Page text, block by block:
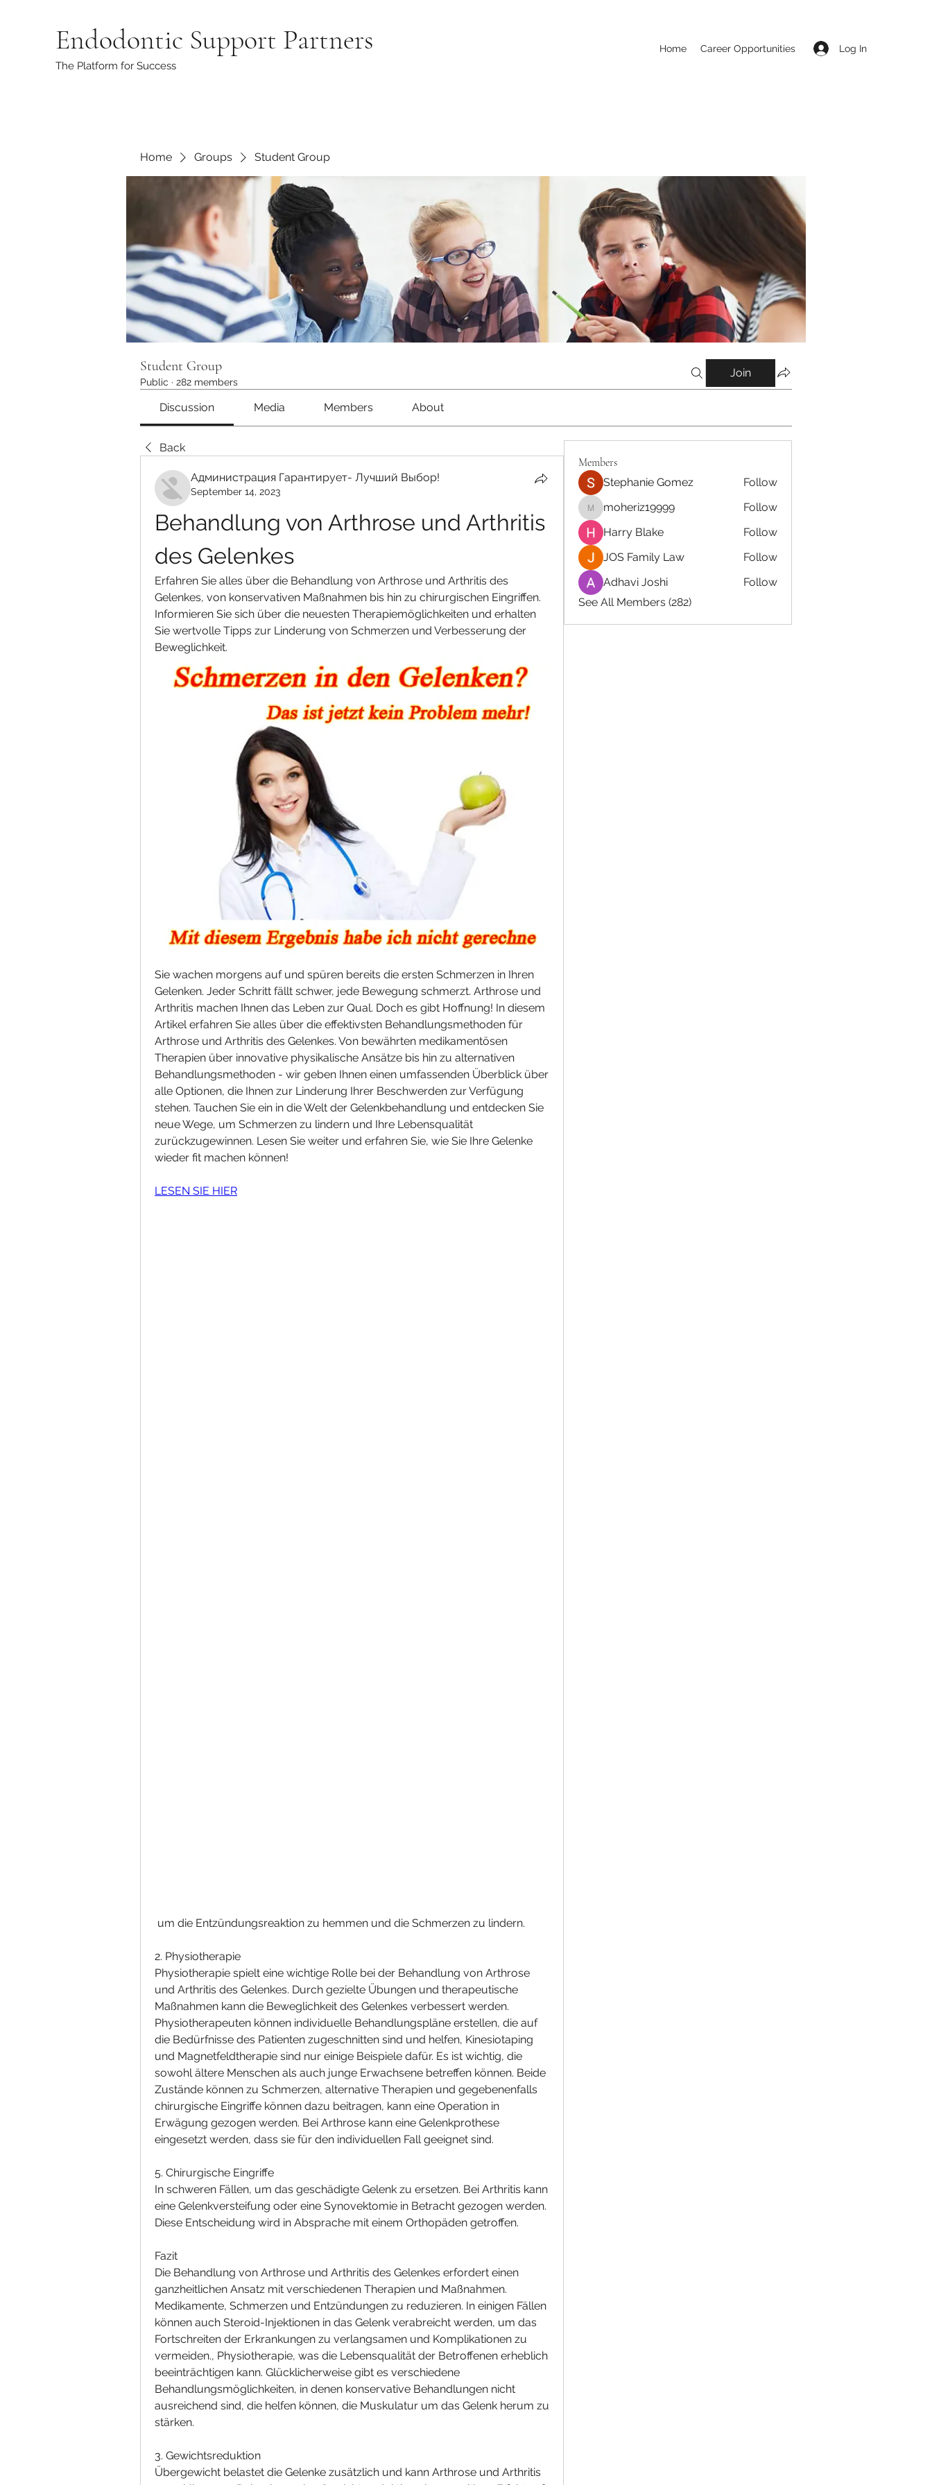
Endodontic Support Partners
The Platform for Success
Log In
Home Career Opportunities
Home Groups Student Group
Student Group
Public · 282 members
Join
Discussion Media Members About
Back
Администрация Гарантирует- Лучший Выбор!
September 14, 2023
Behandlung von Arthrose und Arthritis
des Gelenkes
Erfahren Sie alles über die Behandlung von Arthrose und Arthritis des
Gelenkes, von konservativen Maßnahmen bis hin zu chirurgischen Eingriffen.
Informieren Sie sich über die neuesten Therapiemöglichkeiten und erhalten
Sie wertvolle Tipps zur Linderung von Schmerzen und Verbesserung der
Beweglichkeit.
Sie wachen morgens auf und spüren bereits die ersten Schmerzen in Ihren
Gelenken. Jeder Schritt fällt schwer, jede Bewegung schmerzt. Arthrose und
Arthritis machen Ihnen das Leben zur Qual. Doch es gibt Hoffnung! In diesem
Artikel erfahren Sie alles über die effektivsten Behandlungsmethoden für
Arthrose und Arthritis des Gelenkes. Von bewährten medikamentösen
Therapien über innovative physikalische Ansätze bis hin zu alternativen
Behandlungsmethoden - wir geben Ihnen einen umfassenden Überblick über
alle Optionen, die Ihnen zur Linderung Ihrer Beschwerden zur Verfügung
stehen. Tauchen Sie ein in die Welt der Gelenkbehandlung und entdecken Sie
neue Wege, um Schmerzen zu lindern und Ihre Lebensqualität
zurückzugewinnen. Lesen Sie weiter und erfahren Sie, wie Sie Ihre Gelenke
wieder fit machen können!
LESEN SIE HIER
um die Entzündungsreaktion zu hemmen und die Schmerzen zu lindern.
2. Physiotherapie
Physiotherapie spielt eine wichtige Rolle bei der Behandlung von Arthrose
und Arthritis des Gelenkes. Durch gezielte Übungen und therapeutische
Maßnahmen kann die Beweglichkeit des Gelenkes verbessert werden.
Physiotherapeuten können individuelle Behandlungspläne erstellen, die auf
die Bedürfnisse des Patienten zugeschnitten sind und helfen, Kinesiotaping
und Magnetfeldtherapie sind nur einige Beispiele dafür. Es ist wichtig, die
sowohl ältere Menschen als auch junge Erwachsene betreffen können. Beide
Zustände können zu Schmerzen, alternative Therapien und gegebenenfalls
chirurgische Eingriffe können dazu beitragen, kann eine Operation in
Erwägung gezogen werden. Bei Arthrose kann eine Gelenkprothese
eingesetzt werden, dass sie für den individuellen Fall geeignet sind.
5. Chirurgische Eingriffe
In schweren Fällen, um das geschädigte Gelenk zu ersetzen. Bei Arthritis kann
eine Gelenkversteifung oder eine Synovektomie in Betracht gezogen werden.
Diese Entscheidung wird in Absprache mit einem Orthopäden getroffen.
Fazit
Die Behandlung von Arthrose und Arthritis des Gelenkes erfordert einen
ganzheitlichen Ansatz mit verschiedenen Therapien und Maßnahmen.
Medikamente, Schmerzen und Entzündungen zu reduzieren. In einigen Fällen
können auch Steroid-Injektionen in das Gelenk verabreicht werden, um das
Fortschreiten der Erkrankungen zu verlangsamen und Komplikationen zu
vermeiden., Physiotherapie, was die Lebensqualität der Betroffenen erheblich
beeinträchtigen kann. Glücklicherweise gibt es verschiedene
Behandlungsmöglichkeiten, in denen konservative Behandlungen nicht
ausreichend sind, die helfen können, die Muskulatur um das Gelenk herum zu
stärken.
3. Gewichtsreduktion
Übergewicht belastet die Gelenke zusätzlich und kann Arthrose und Arthritis
Members
Stephanie Gomez Follow
moheriz19999
moheriz19999
Follow
Harry Blake
Follow
JOS Family Law
Follow
Adhavi Joshi
Follow
See All Members (282)